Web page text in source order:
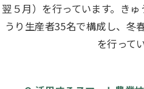
翌５月）を行っています。き
うり生産者35名で構成し、冬
を行って